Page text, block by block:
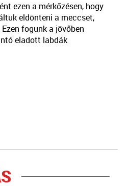
ezen a mérkőzésen, hogy
eldönteni a meccset,
fogunk a jövőben
eladott labdák